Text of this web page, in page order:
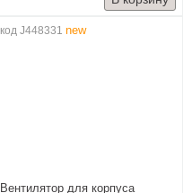
код J448331 new
Вентилятор для корпуса